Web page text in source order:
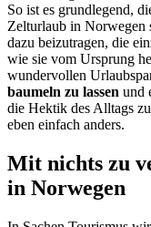
So ist es grundlegend,
Zelturlaub in Norwegen
dazu beizutragen, die
wie sie vom Ursprung
wundervollen
baumeln zu lassen und
die Hektik des Alltags
eben einfach anders.
Mit nichts zu
in Norwegen